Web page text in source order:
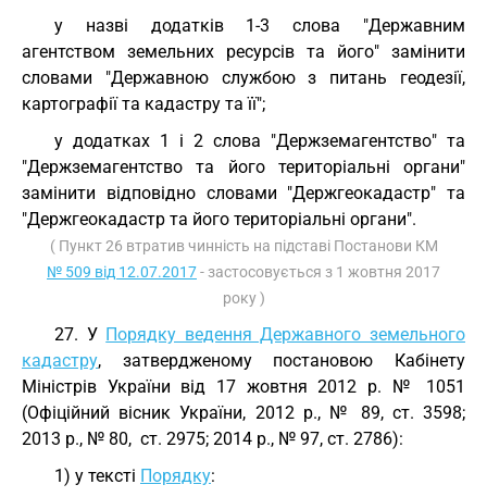
у назві додатків 1-3 слова "Державним
агентством земельних ресурсів та його" замінити
словами "Державною службою з питань геодезії,
картографії та кадастру та її";
у додатках 1 і 2 слова "Держземагентство" та
"Держземагентство та його територіальні органи"
замінити відповідно словами "Держгеокадастр" та
"Держгеокадастр та його територіальні органи".
( Пункт 26 втратив чинність на підставі Постанови КМ
№ 509 від 12.07.2017- застосовується з 1 жовтня 2017
року )
27. У Порядку ведення Державного земельного
кадастру, затвердженому постановою Кабінету
Міністрів України від 17 жовтня 2012 р. № 1051
(Офіційний вісник України, 2012 р., № 89, ст. 3598;
2013 р., № 80, ст. 2975; 2014 р., № 97, ст. 2786):
1) у тексті Порядку: